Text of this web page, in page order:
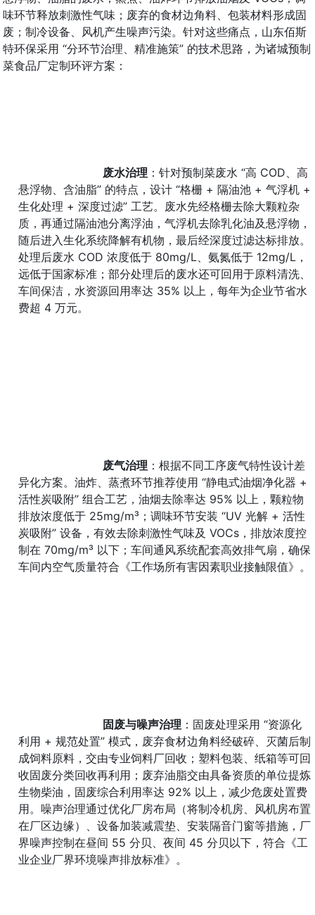
味环节释放刺激性气味；废弃的食材边角料、包装材料形成固
废；制冷设备、风机产生噪声污染。针对这些痛点，山东佰斯
特环保采用 “分环节治理、精准施策” 的技术思路，为诸城预制
菜食品厂定制环评方案：
废水治理 ：针对预制菜废水 “高 COD、高
悬浮物、含油脂” 的特点，设计 “格栅 + 隔油池 + 气浮机 +
生化处理 + 深度过滤” 工艺。废水先经格栅去除大颗粒杂
质，再通过隔油池分离浮油，气浮机去除乳化油及悬浮物，
随后进入生化系统降解有机物，最后经深度过滤达标排放。
处理后废水 COD 浓度低于 80mg/L、氨氮低于 12mg/L，
远低于国家标准；部分处理后的废水还可回用于原料清洗、
车间保洁，水资源回用率达 35% 以上，每年为企业节省水
费超 4 万元。
废气治理 ：根据不同工序废气特性设计差
异化方案。油炸、蒸煮环节推荐使用 “静电式油烟净化器 +
活性炭吸附” 组合工艺，油烟去除率达 95% 以上，颗粒物
排放浓度低于 25mg/m³；调味环节安装 “UV 光解 + 活性
炭吸附” 设备，有效去除刺激性气味及 VOCs，排放浓度控
制在 70mg/m³ 以下；车间通风系统配套高效排气扇，确保
车间内空气质量符合《工作场所有害因素职业接触限值》。
固废与噪声治理 ：固废处理采用 “资源化
利用 + 规范处置” 模式，废弃食材边角料经破碎、灭菌后制
成饲料原料，交由专业饲料厂回收；塑料包装、纸箱等可回
收固废分类回收再利用；废弃油脂交由具备资质的单位提炼
生物柴油，固废综合利用率达 92% 以上，减少危废处置费
用。噪声治理通过优化厂房布局（将制冷机房、风机房布置
在厂区边缘）、设备加装减震垫、安装隔音门窗等措施，厂
界噪声控制在昼间 55 分贝、夜间 45 分贝以下，符合《工
业企业厂界环境噪声排放标准》。